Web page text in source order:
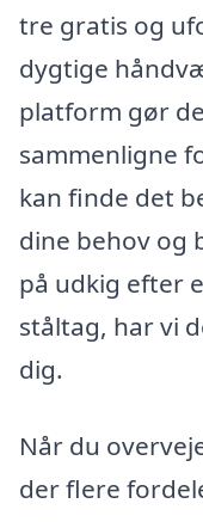
tre gratis og
dygtige
platform gør
sammenligne
kan finde det
dine behov og
på udkig efter
ståltag, har vi
dig.
Når du
der flere